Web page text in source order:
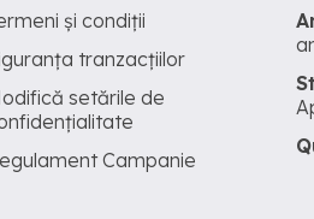
și condiții
tranzacțiilor
setările de
Campanie